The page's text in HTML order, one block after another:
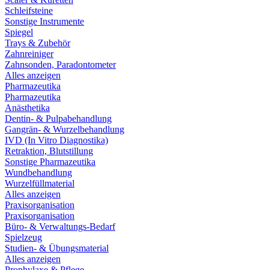
Schleifsteine
Sonstige Instrumente
Spiegel
Trays & Zubehör
Zahnreiniger
Zahnsonden, Paradontometer
Alles anzeigen
Pharmazeutika
Pharmazeutika
Anästhetika
Dentin- & Pulpabehandlung
Gangrän- & Wurzelbehandlung
IVD (In Vitro Diagnostika)
Retraktion, Blutstillung
Sonstige Pharmazeutika
Wundbehandlung
Wurzelfüllmaterial
Alles anzeigen
Praxisorganisation
Praxisorganisation
Büro- & Verwaltungs-Bedarf
Spielzeug
Studien- & Übungsmaterial
Alles anzeigen